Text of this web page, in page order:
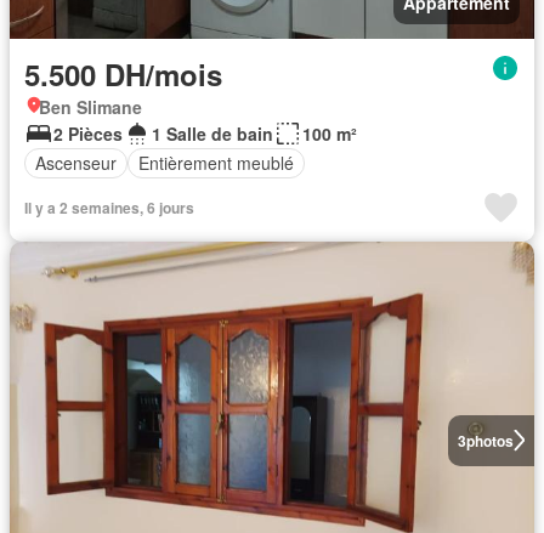
5.500 DH/mois
Ben Slimane
2 Pièces
1 Salle de bain
100 m²
Ascenseur
Entièrement meublé
Il y a 2 semaines, 6 jours
3photos